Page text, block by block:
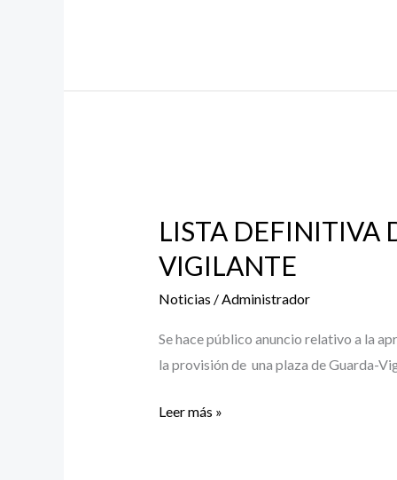
a
LISTA DEFINITIVA
VIGILANTE
Noticias /Administrador
Se hace público anuncio relativo a la
la provisión de una plaza de Guarda-
DEL
PROCESO
PLAZA
GUARDA-
VIGILANTE
Leer más »